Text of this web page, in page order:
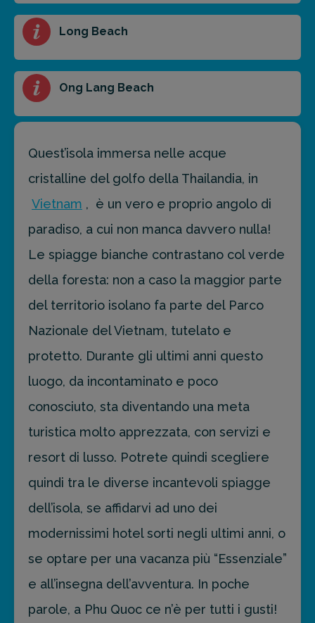
prossima destinazione di viaggio.
FAI PREVENTIVO
Long Beach
Ong Lang Beach
Quest’isola immersa nelle acque
cristalline del golfo della Thailandia, in
Vietnam , è un vero e proprio angolo di
paradiso, a cui non manca davvero nulla!
Le spiagge bianche contrastano col verde
della foresta: non a caso la maggior parte
del territorio isolano fa parte del Parco
Nazionale del Vietnam, tutelato e
protetto. Durante gli ultimi anni questo
luogo, da incontaminato e poco
conosciuto, sta diventando una meta
turistica molto apprezzata, con servizi e
resort di lusso. Potrete quindi scegliere
quindi tra le diverse incantevoli spiagge
dell’isola, se affidarvi ad uno dei
modernissimi hotel sorti negli ultimi anni, o
se optare per una vacanza più “Essenziale”
e all’insegna dell’avventura. In poche
parole, a Phu Quoc ce n’è per tutti i gusti!